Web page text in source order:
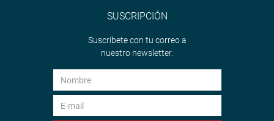
SUSCRIPCIÓN
Suscríbete con tu correo a
nuestro newsletter.